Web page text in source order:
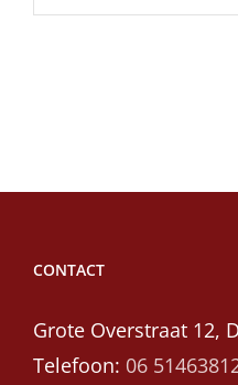
CONTACT
Grote Overstraat 12,
Telefoon: 06